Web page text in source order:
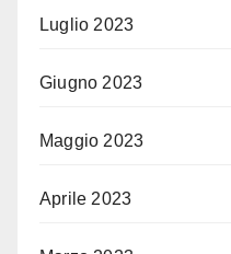
Luglio 2023
Giugno 2023
Maggio 2023
Aprile 2023